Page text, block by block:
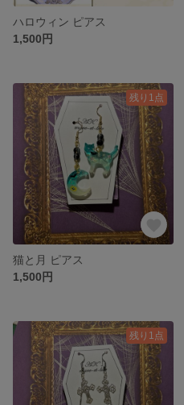
ハロウィン ピアス
1,500円
残り1点
猫と月 ピアス
1,500円
残り1点